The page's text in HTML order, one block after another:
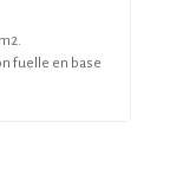
fuelle en base